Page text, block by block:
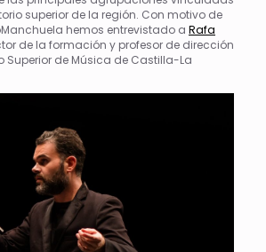
superior de la región. Con motivo de
hemos entrevistado a Rafa
de la formación y profesor de dirección
Superior de Música de Castilla-La